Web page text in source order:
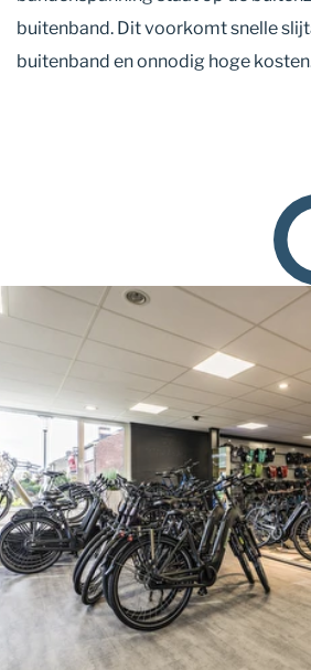
buitenband. Dit voorkomt snelle
buitenband en onnodig hoge